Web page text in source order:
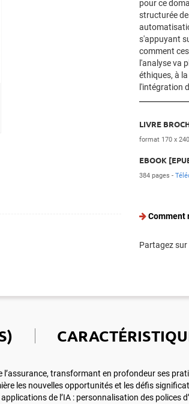
pour ce
structurée
s'appuyant
comment
l'analyse va
éthiques, à
l'intégration
LIVRE
format 170 x
EBOOK
384 pages
Comment
l’assurance, transformant en profondeur ses
les nouvelles opportunités et les défis
de l’IA : personnalisation des